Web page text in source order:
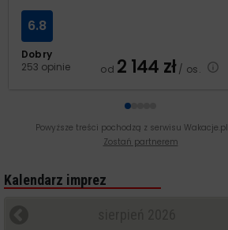
Dobry
253 opinie
6.8
od 2 144 zł/ os.
Powyższe treści pochodzą z serwisu Wakacje.pl
Zostań partnerem
Kalendarz imprez